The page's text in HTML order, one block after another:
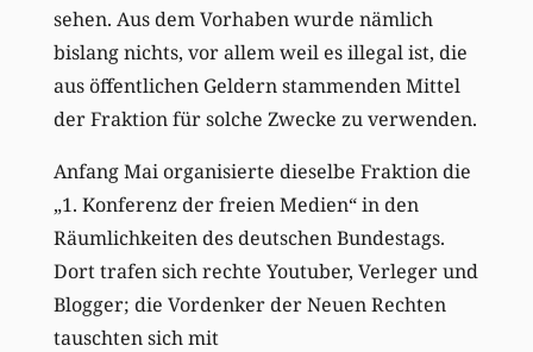
sehen. Aus dem Vorhaben wurde nämlich
bislang nichts, vor allem weil es illegal ist, die
aus öffentlichen Geldern stammenden Mittel
der Fraktion für solche Zwecke zu verwenden.
Anfang Mai organisierte dieselbe Fraktion die
„1. Konferenz der freien Medien“ in den
Räumlichkeiten des deutschen Bundestags.
Dort trafen sich rechte Youtuber, Verleger und
Blogger; die Vordenker der Neuen Rechten
tauschten sich mit